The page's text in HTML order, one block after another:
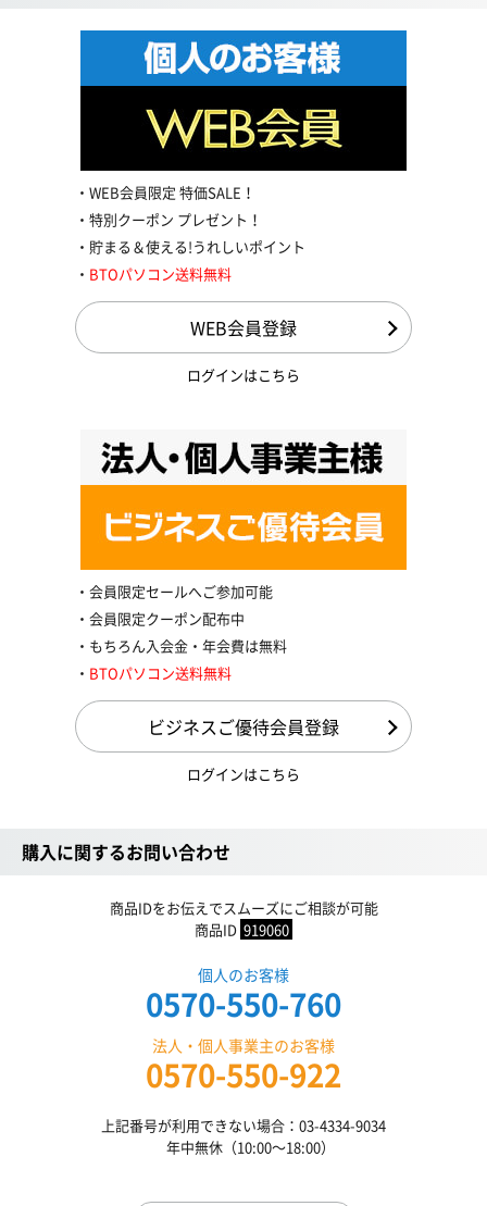
WEB会員限定 特価SALE！
特別クーポン プレゼント！
貯まる＆使える!うれしいポイント
BTOパソコン送料無料
WEB会員登録
ログインはこちら
会員限定セールへご参加可能
会員限定クーポン配布中
もちろん入会金・年会費は無料
BTOパソコン送料無料
ビジネスご優待会員登録
ログインはこちら
購入に関するお問い合わせ
商品IDをお伝えでスムーズにご相談が可能
商品ID 919060
個人のお客様
0570-550-760
法人・個人事業主のお客様
0570-550-922
上記番号が利用できない場合：03-4334-9034
年中無休（10:00〜18:00）